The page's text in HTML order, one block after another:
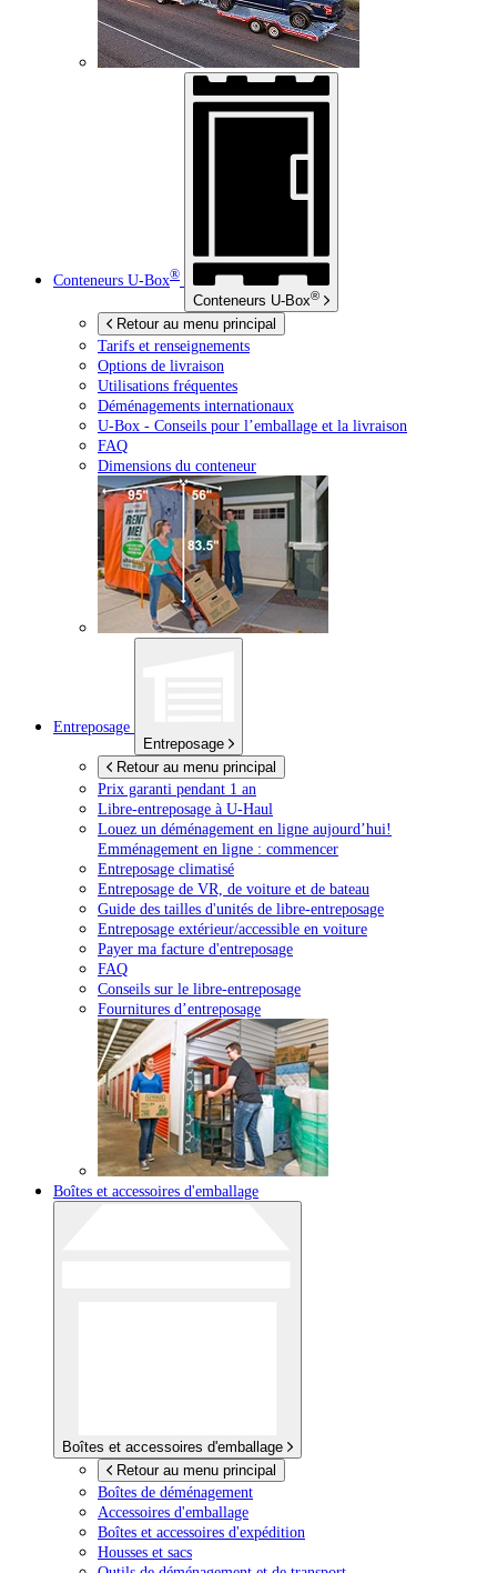
Conteneurs U-Box®
Conteneurs U-Box®
Retour au menu principal
Tarifs et renseignements
Options de livraison
Utilisations fréquentes
Déménagements internationaux
U-Box - Conseils pour l’emballage et la livraison
FAQ
Dimensions du conteneur
Entreposage
Entreposage
Retour au menu principal
Prix garanti pendant 1 an
Libre-entreposage à U-Haul
Louez un déménagement en ligne aujourd’hui!
Emménagement en ligne : commencer
Entreposage climatisé
Entreposage de VR, de voiture et de bateau
Guide des tailles d'unités de libre-entreposage
Entreposage extérieur/accessible en voiture
Payer ma facture d'entreposage
FAQ
Conseils sur le libre-entreposage
Fournitures d’entreposage
Boîtes et accessoires d'emballage
Boîtes et accessoires d'emballage
Retour au menu principal
Boîtes de déménagement
Accessoires d'emballage
Boîtes et accessoires d'expédition
Housses et sacs